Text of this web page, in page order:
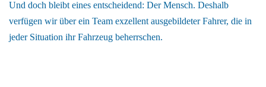
Und doch bleibt eines entscheidend: Der Mensch. Deshalb
verfügen wir über ein Team exzellent ausgebildeter Fahrer, die in
jeder Situation ihr Fahrzeug beherrschen.